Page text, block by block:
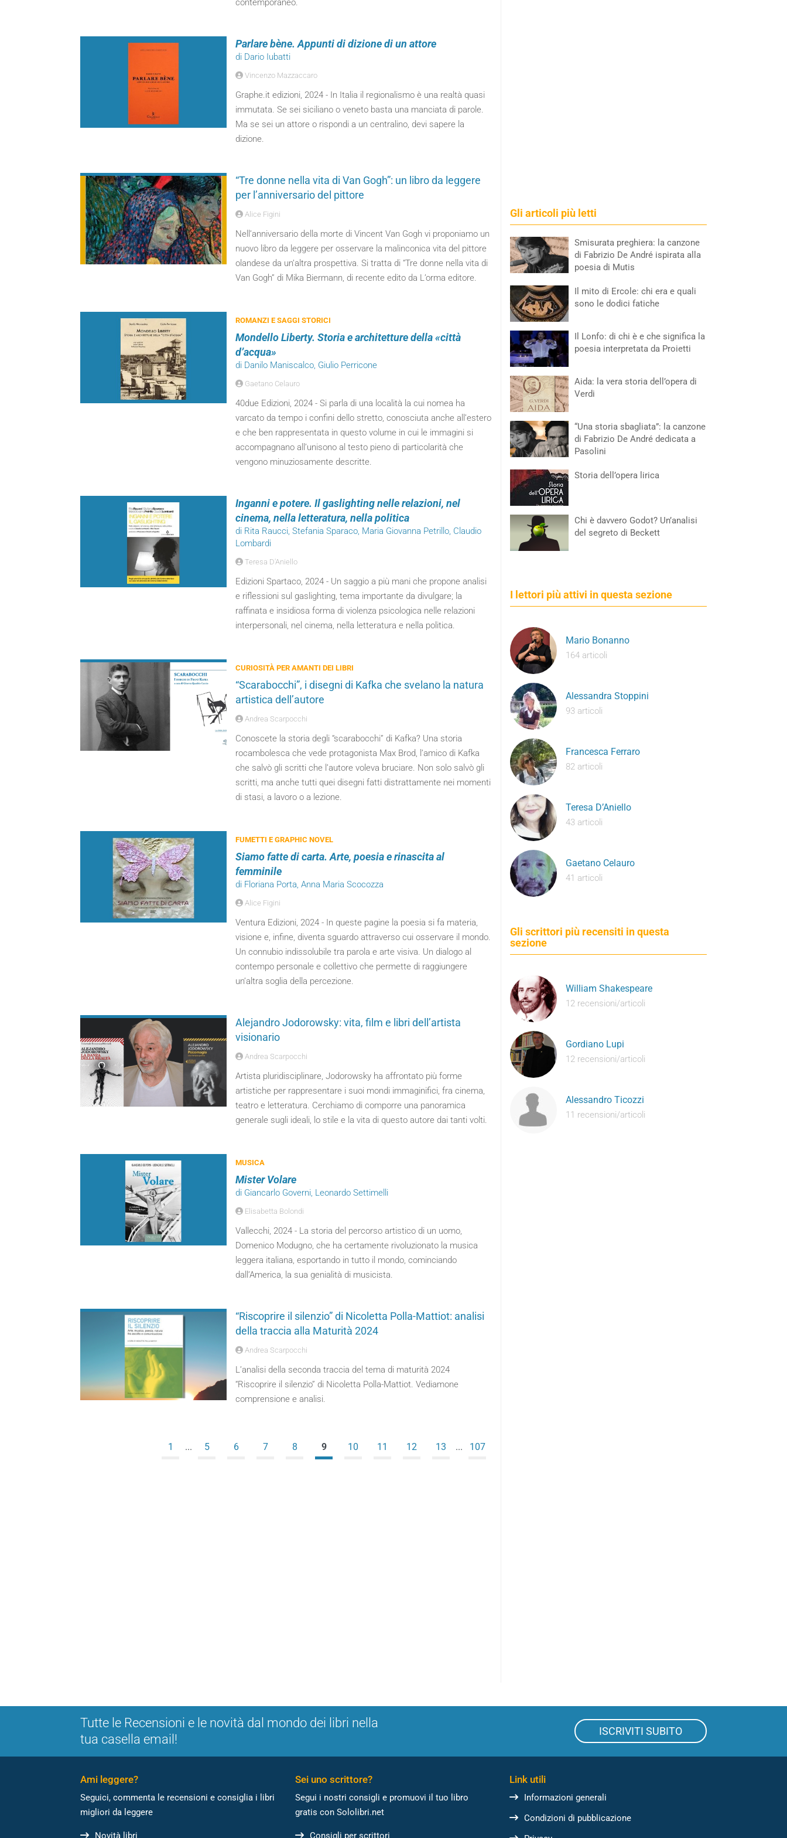
contemporaneo.
Parlare bène. Appunti di dizione di un attore
di Dario Iubatti
Vincenzo Mazzaccaro
Graphe.it edizioni, 2024 - In Italia il regionalismo è una realtà quasi
immutata. Se sei siciliano o veneto basta una manciata di parole.
Ma se sei un attore o rispondi a un centralino, devi sapere la
dizione.
“Tre donne nella vita di Van Gogh”: un libro da leggere
per l’anniversario del pittore
Alice Figini
Nell’anniversario della morte di Vincent Van Gogh vi proponiamo un
nuovo libro da leggere per osservare la malinconica vita del pittore
olandese da un’altra prospettiva. Si tratta di “Tre donne nella vita di
Van Gogh” di Mika Biermann, di recente edito da L’orma editore.
ROMANZI E SAGGI STORICI
Mondello Liberty. Storia e architetture della «città
d’acqua»
di Danilo Maniscalco, Giulio Perricone
Gaetano Celauro
40due Edizioni, 2024 - Si parla di una località la cui nomea ha
varcato da tempo i confini dello stretto, conosciuta anche all’estero
e che ben rappresentata in questo volume in cui le immagini si
accompagnano all’unisono al testo pieno di particolarità che
vengono minuziosamente descritte.
Inganni e potere. Il gaslighting nelle relazioni, nel
cinema, nella letteratura, nella politica
di Rita Raucci, Stefania Sparaco, Maria Giovanna Petrillo, Claudio
Lombardi
Teresa D'Aniello
Edizioni Spartaco, 2024 - Un saggio a più mani che propone analisi
e riflessioni sul gaslighting, tema importante da divulgare; la
raffinata e insidiosa forma di violenza psicologica nelle relazioni
interpersonali, nel cinema, nella letteratura e nella politica.
CURIOSITÀ PER AMANTI DEI LIBRI
“Scarabocchi”, i disegni di Kafka che svelano la natura
artistica dell’autore
Andrea Scarpocchi
Conoscete la storia degli “scarabocchi” di Kafka? Una storia
rocambolesca che vede protagonista Max Brod, l’amico di Kafka
che salvò gli scritti che l’autore voleva bruciare. Non solo salvò gli
scritti, ma anche tutti quei disegni fatti distrattamente nei momenti
di stasi, a lavoro o a lezione.
FUMETTI E GRAPHIC NOVEL
Siamo fatte di carta. Arte, poesia e rinascita al
femminile
di Floriana Porta, Anna Maria Scocozza
Alice Figini
Ventura Edizioni, 2024 - In queste pagine la poesia si fa materia,
visione e, infine, diventa sguardo attraverso cui osservare il mondo.
Un connubio indissolubile tra parola e arte visiva. Un dialogo al
contempo personale e collettivo che permette di raggiungere
un’altra soglia della percezione.
Alejandro Jodorowsky: vita, film e libri dell’artista
visionario
Andrea Scarpocchi
Artista pluridisciplinare, Jodorowsky ha affrontato più forme
artistiche per rappresentare i suoi mondi immaginifici, fra cinema,
teatro e letteratura. Cerchiamo di comporre una panoramica
generale sugli ideali, lo stile e la vita di questo autore dai tanti volti.
MUSICA
Mister Volare
di Giancarlo Governi, Leonardo Settimelli
Elisabetta Bolondi
Vallecchi, 2024 - La storia del percorso artistico di un uomo,
Domenico Modugno, che ha certamente rivoluzionato la musica
leggera italiana, esportando in tutto il mondo, cominciando
dall’America, la sua genialità di musicista.
“Riscoprire il silenzio” di Nicoletta Polla-Mattiot: analisi
della traccia alla Maturità 2024
Andrea Scarpocchi
L’analisi della seconda traccia del tema di maturità 2024
“Riscoprire il silenzio” di Nicoletta Polla-Mattiot. Vediamone
comprensione e analisi.
1 ... 5 6 7 8 9 10 11 12 13 ... 107
Gli articoli più letti
Smisurata preghiera: la canzone
di Fabrizio De André ispirata alla
poesia di Mutis
Il mito di Ercole: chi era e quali
sono le dodici fatiche
Il Lonfo: di chi è e che significa la
poesia interpretata da Proietti
Aida: la vera storia dell’opera di
Verdi
“Una storia sbagliata”: la canzone
di Fabrizio De André dedicata a
Pasolini
Storia dell’opera lirica
Chi è davvero Godot? Un’analisi
del segreto di Beckett
I lettori più attivi in questa sezione
Mario Bonanno
164 articoli
Alessandra Stoppini
93 articoli
Francesca Ferraro
82 articoli
Teresa D’Aniello
43 articoli
Gaetano Celauro
41 articoli
Gli scrittori più recensiti in questa
sezione
William Shakespeare
12 recensioni/articoli
Gordiano Lupi
12 recensioni/articoli
Alessandro Ticozzi
11 recensioni/articoli
Tutte le Recensioni e le novità dal mondo dei libri nella
tua casella email!
ISCRIVITI SUBITO
Ami leggere?
Seguici, commenta le recensioni e consiglia i libri
migliori da leggere
Novità libri
Sei uno scrittore?
Segui i nostri consigli e promuovi il tuo libro
gratis con Sololibri.net
Consigli per scrittori
Link utili
Informazioni generali
Condizioni di pubblicazione